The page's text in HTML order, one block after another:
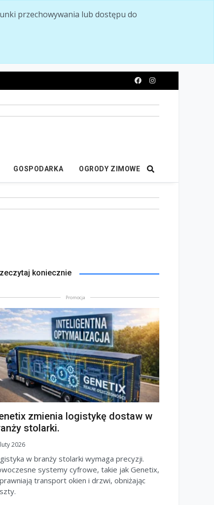
przechowywania lub dostępu do
GOSPODARKA OGRODY ZIMOWE
koniecznie
Promocja
zmienia logistykę dostaw w
stolarki.
2026
w branży stolarki wymaga precyzji.
systemy cyfrowe, takie jak Genetix,
transport okien i drzwi, obniżając